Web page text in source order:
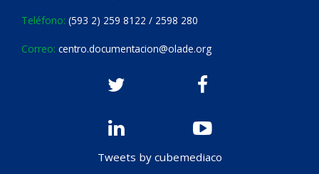
Teléfono: (593 2) 259 8122 / 2598 280
Correo: centro.documentacion@olade.org
Tweets by cubemediaco